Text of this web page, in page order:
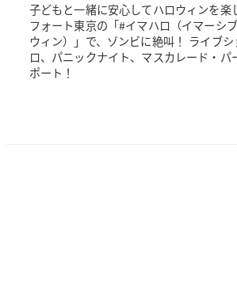
子どもと一緒に安心してハロウィンを楽
フォート東京の「#イマハロ（イマーシ
ウィン）」で、ゾンビに絶叫！ ライブ
ロ、パニックナイト、マスカレード・パ
ポート！